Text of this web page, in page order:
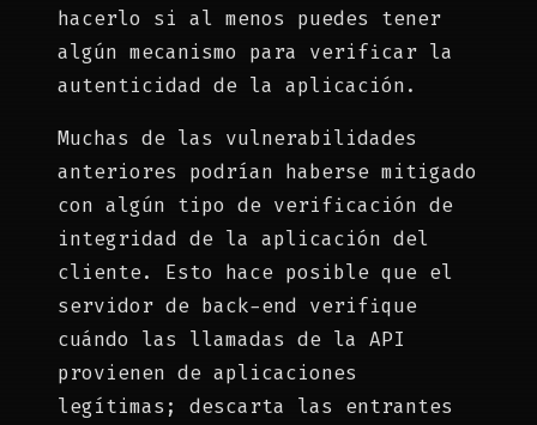
hacerlo si al menos puedes tener
algún mecanismo para verificar la
autenticidad de la aplicación.
Muchas de las vulnerabilidades
anteriores podrían haberse mitigado
con algún tipo de verificación de
integridad de la aplicación del
cliente. Esto hace posible que el
servidor de back-end verifique
cuándo las llamadas de la API
provienen de aplicaciones
legítimas; descarta las entrantes